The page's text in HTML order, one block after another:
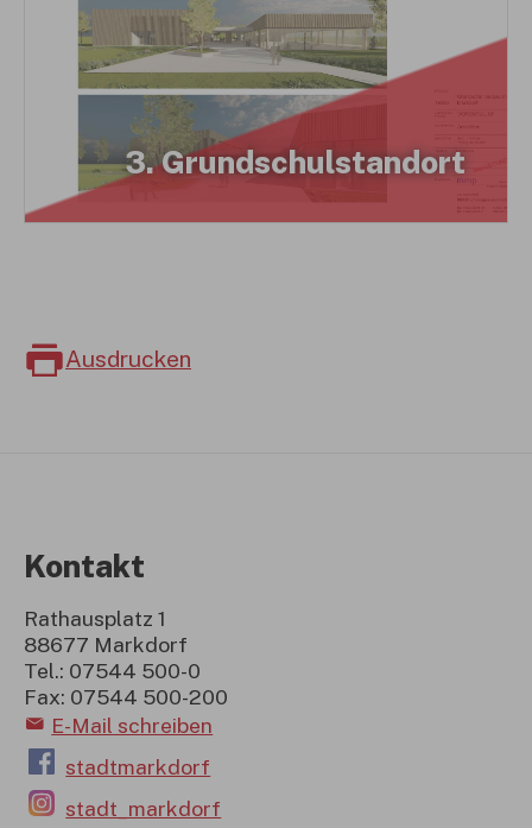
3. Grundschulstandort
Ausdrucken
Kontakt
Rathausplatz 1
88677 Markdorf
Tel.: 07544 500-0
Fax: 07544 500-200
E-Mail schreiben
stadtmarkdorf
stadt_markdorf